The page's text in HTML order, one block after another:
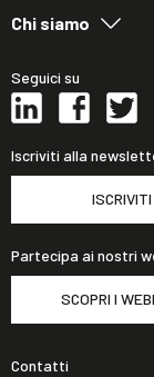
Chi siamo
Seguici su
Iscriviti alla
ISCRIVITI
Partecipa ai nostri
SCOPRI I
Contatti